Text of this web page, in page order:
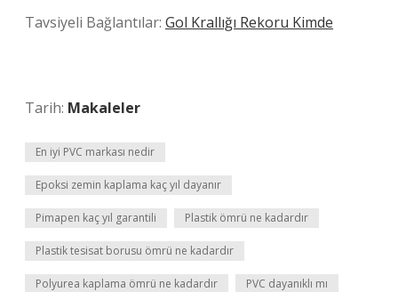
Tavsiyeli Bağlantılar: Gol Krallığı Rekoru Kimde
Tarih: Makaleler
En iyi PVC markası nedir
Epoksi zemin kaplama kaç yıl dayanır
Pimapen kaç yıl garantili Plastik ömrü ne kadardır
Plastik tesisat borusu ömrü ne kadardır
Polyurea kaplama ömrü ne kadardır PVC dayanıklı mı